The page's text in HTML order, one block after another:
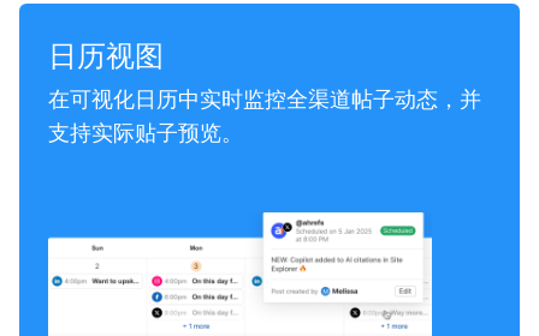
日历视图
在可视化日历中实时监控全渠道帖子动态，并
支持实际贴子预览。